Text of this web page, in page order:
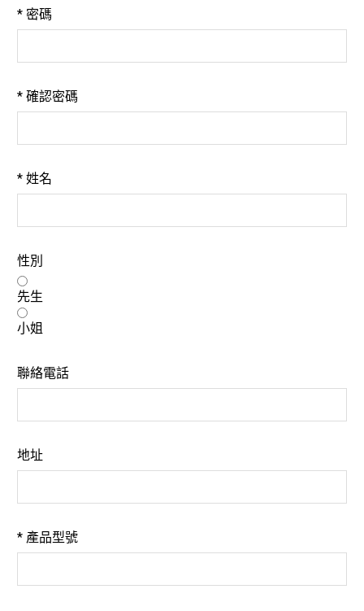
* 密碼
* 確認密碼
* 姓名
性別
先生
小姐
聯絡電話
地址
* 產品型號